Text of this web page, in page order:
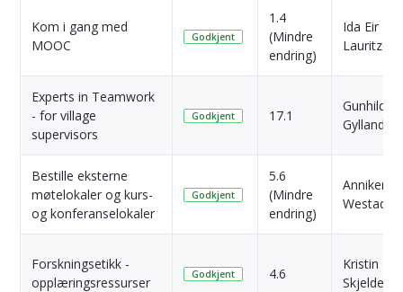
Kom i gang med
MOOC
Godkjent
1.4
(Mindre
endring)
Ida Eir
Lauritzen
Experts in Teamwork
- for village
supervisors
Godkjent 17.1
Gunhild
Gylland
Bestille eksterne
møtelokaler og kurs-
og konferanselokaler
Godkjent
5.6
(Mindre
endring)
Anniken
Westad
Forskningsetikk -
opplæringsressurser
Godkjent 4.6
Kristin